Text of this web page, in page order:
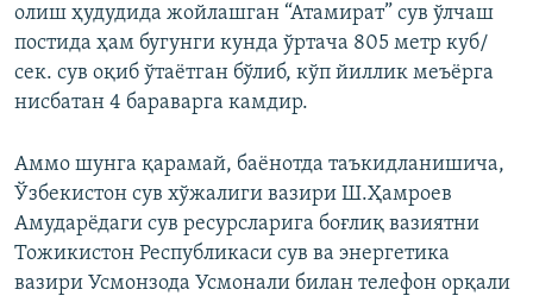
олиш ҳудудида жойлашган “Атамират” сув ўлчаш
постида ҳам бугунги кунда ўртача 805 метр куб/
сек. сув оқиб ўтаётган бўлиб, кўп йиллик меъёрга
нисбатан 4 бараварга камдир.
Аммо шунга қарамай, баёнотда таъкидланишича,
Ўзбекистон сув хўжалиги вазири Ш.Ҳамроев
Амударёдаги сув ресурсларига боғлиқ вазиятни
Тожикистон Республикаси сув ва энергетика
вазири Усмонзода Усмонали билан телефон орқали